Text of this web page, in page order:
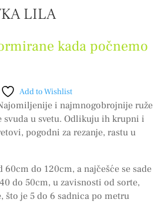
LILA
kada počnemo
Add to Wishlist
i najmnogobrojnije ruže
svuda u svetu. Odlikuju ih krupni i
pogodni za rezanje, rastu u
60cm do 120cm, a najčešće se sade
do 50cm, u zavisnosti od sorte,
što je 5 do 6 sadnica po metru